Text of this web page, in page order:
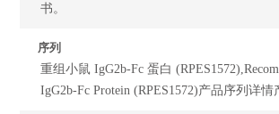
书。
序列
重组小鼠 IgG2b-Fc 蛋白
IgG2b-Fc Protein (RPES1572)产品序列详情